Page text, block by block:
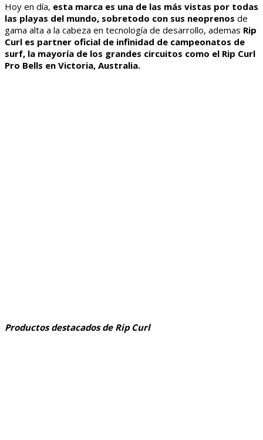
Hoy en día, esta marca es una de las más vistas por todas
las playas del mundo, sobretodo con sus neoprenos de
gama alta a la cabeza en tecnología de desarrollo, ademas Rip
Curl es partner oficial de infinidad de campeonatos de
surf, la mayoría de los grandes circuitos como el Rip Curl
Pro Bells en Victoria, Australia.
Productos destacados de Rip Curl